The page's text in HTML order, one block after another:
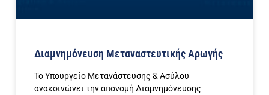
Διαμνημόνευση Μεταναστευτικής Αρωγής
Το Υπουργείο Μετανάστευσης & Ασύλου
ανακοινώνει την απονομή Διαμνημόνευσης